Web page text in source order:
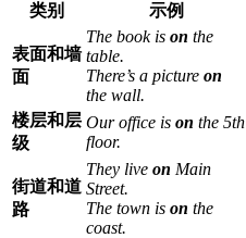
类别 示例
表面和墙
面
The book is on the
table.
There’s a picture on
the wall.
楼层和层
级
Our office is on the 5th
floor.
街道和道
路
They live on Main
Street.
The town is on the
coast.